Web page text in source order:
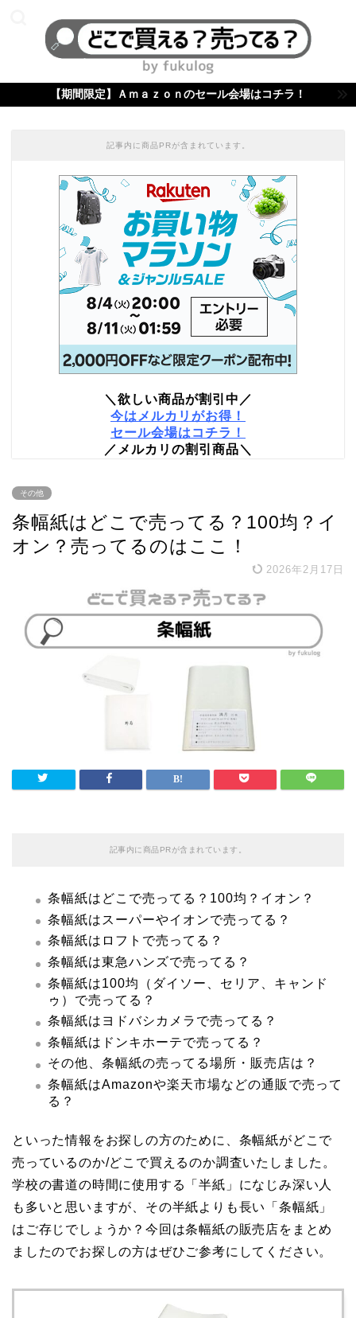
【期間限定】Ａｍａｚｏｎのセール会場はコチラ！
記事内に商品PRが含まれています。
＼欲しい商品が割引中／
今はメルカリがお得！
セール会場はコチラ！
／メルカリの割引商品＼
その他
条幅紙はどこで売ってる？100均？イ
オン？売ってるのはここ！
2026年2月17日
記事内に商品PRが含まれています。
条幅紙はどこで売ってる？100均？イオン？
条幅紙はスーパーやイオンで売ってる？
条幅紙はロフトで売ってる？
条幅紙は東急ハンズで売ってる？
条幅紙は100均（ダイソー、セリア、キャンド
ゥ）で売ってる？
条幅紙はヨドバシカメラで売ってる？
条幅紙はドンキホーテで売ってる？
その他、条幅紙の売ってる場所・販売店は？
条幅紙はAmazonや楽天市場などの通販で売って
る？
といった情報をお探しの方のために、条幅紙がどこで
売っているのか/どこで買えるのか調査いたしました。
学校の書道の時間に使用する「半紙」になじみ深い人
も多いと思いますが、その半紙よりも長い「条幅紙」
はご存じでしょうか？今回は条幅紙の販売店をまとめ
ましたのでお探しの方はぜひご参考にしてください。